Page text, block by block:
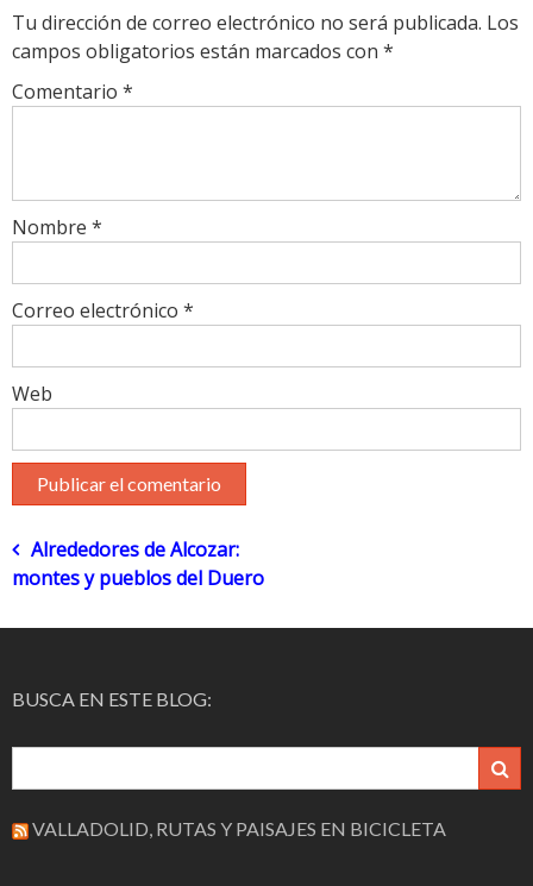
Tu dirección de correo electrónico no será publicada. Los
campos obligatorios están marcados con *
Comentario *
Nombre *
Correo electrónico *
Web
Navegación
Alrededores de Alcozar:
montes y pueblos del Duero
BUSCA EN ESTE BLOG:
VALLADOLID, RUTAS Y PAISAJES EN BICICLETA